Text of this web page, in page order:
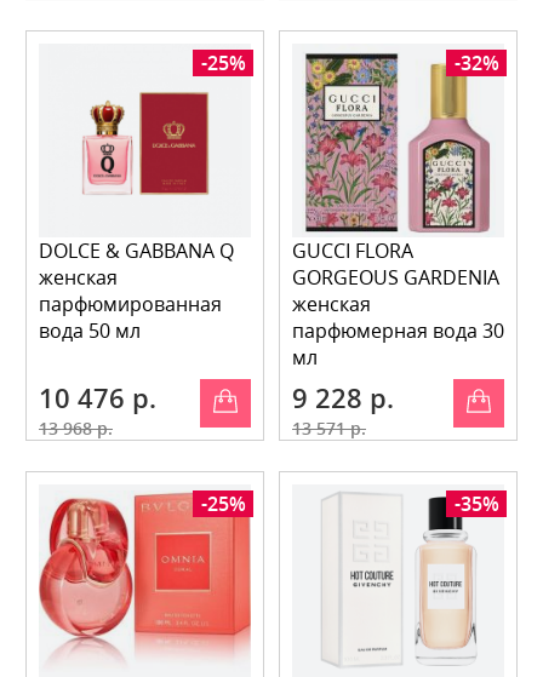
-25%
DOLCE & GABBANA Q
женская
парфюмированная
вода 50 мл
10 476 р.
13 968 р.
-32%
GUCCI FLORA
GORGEOUS GARDENIA
женская
парфюмерная вода 30
мл
9 228 р.
13 571 р.
-25% -35%